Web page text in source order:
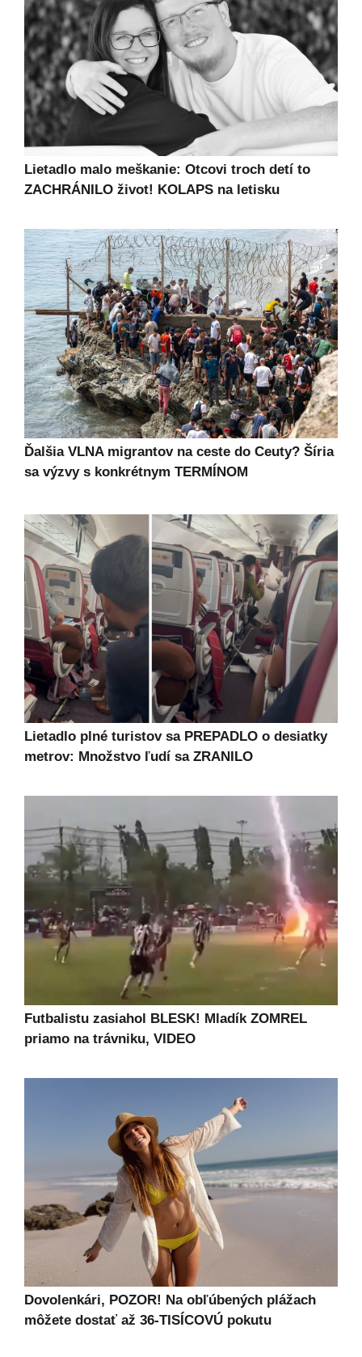
Lietadlo malo meškanie: Otcovi troch detí to
ZACHRÁNILO život! KOLAPS na letisku
Ďalšia VLNA migrantov na ceste do Ceuty? Šíria
sa výzvy s konkrétnym TERMÍNOM
Lietadlo plné turistov sa PREPADLO o desiatky
metrov: Množstvo ľudí sa ZRANILO
Futbalistu zasiahol BLESK! Mladík ZOMREL
priamo na trávniku, VIDEO
Dovolenkári, POZOR! Na obľúbených plážach
môžete dostať až 36-TISÍCOVÚ pokutu